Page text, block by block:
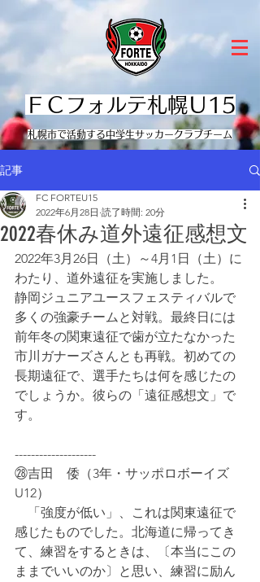
ＦＣフォルテ札幌Ｕ15
​札幌市で活動する中学生サッカークラブチーム
記事
2022春休み道外遠征感想文
FC FORTEU15
2022年6月28日 読了時間: 20分
2022年3月26日（土）～4月1日（土）に
わたり、道外遠征を実施しました。
静岡ジュニアユースフェスティバルで
多くの強豪チームと対戦。最終日には
前年冬の関東遠征で歯が立たなかった
市川ガナーズさんとも再戦。初めての
長期遠征で、選手たちは何を感じたの
でしょうか。彼らの「遠征感想文」で
す。
--------------------
㉘吉田　倭（3年・サッポロボーイズ
U12）
「強度が低い」、これは関東遠征で
感じたものでした。北海道に帰ってき
て、練習をするときは、〔本当にこの
ままでいいのか〕と思い、練習に励ん